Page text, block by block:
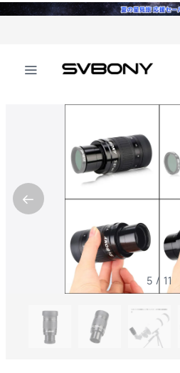
5 / 11